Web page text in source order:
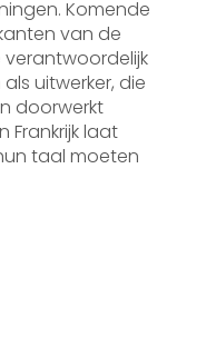
Komende
van de
uitwerker, die
doorwerkt
Frankrijk laat
taal moeten